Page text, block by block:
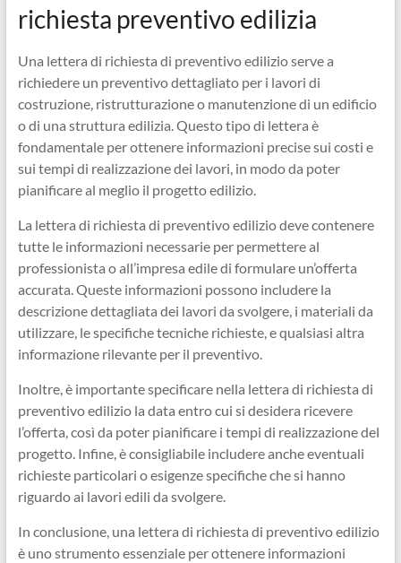
richiesta preventivo edilizia
Una lettera di richiesta di preventivo edilizio serve a
richiedere un preventivo dettagliato per i lavori di
costruzione, ristrutturazione o manutenzione di un edificio
o di una struttura edilizia. Questo tipo di lettera è
fondamentale per ottenere informazioni precise sui costi e
sui tempi di realizzazione dei lavori, in modo da poter
pianificare al meglio il progetto edilizio.
La lettera di richiesta di preventivo edilizio deve contenere
tutte le informazioni necessarie per permettere al
professionista o all’impresa edile di formulare un’offerta
accurata. Queste informazioni possono includere la
descrizione dettagliata dei lavori da svolgere, i materiali da
utilizzare, le specifiche tecniche richieste, e qualsiasi altra
informazione rilevante per il preventivo.
Inoltre, è importante specificare nella lettera di richiesta di
preventivo edilizio la data entro cui si desidera ricevere
l’offerta, così da poter pianificare i tempi di realizzazione del
progetto. Infine, è consigliabile includere anche eventuali
richieste particolari o esigenze specifiche che si hanno
riguardo ai lavori edili da svolgere.
In conclusione, una lettera di richiesta di preventivo edilizio
è uno strumento essenziale per ottenere informazioni